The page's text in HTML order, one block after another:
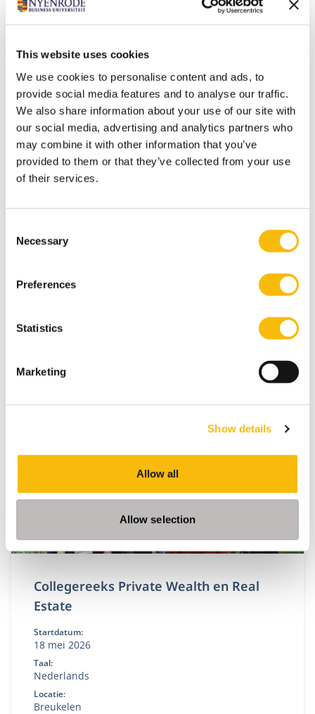
This website uses cookies
We use cookies to personalise content and ads, to
provide social media features and to analyse our traffic.
We also share information about your use of our site with
our social media, advertising and analytics partners who
may combine it with other information that you’ve
provided to them or that they’ve collected from your use
of their services.
Selection
Necessary
Preferences
Statistics
Marketing
Show details
Allow all
Allow selection
Gerelateerde opleidingen
Hercertificering en PE VastgoedCert en
NRVT
Taal:
Locatie:
Breukelen
Voldoe als makelaar/ taxateur op een zo efficiënt
mogelijke wijze aan jouw
het NRVT.
Collegereeks Private Wealth en Real
Estate
Startdatum:
18 mei 2026
Taal:
Nederlands
Locatie:
Breukelen